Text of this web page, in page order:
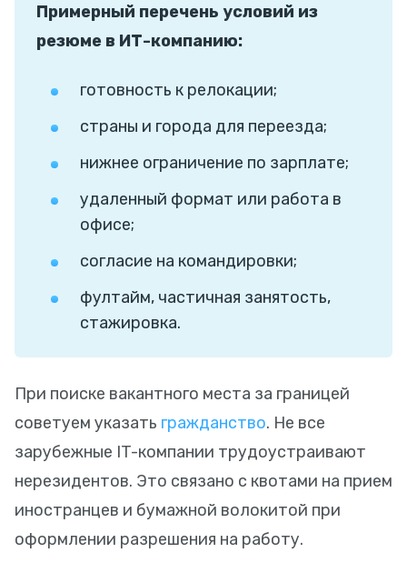
Примерный перечень условий из
резюме в ИТ-компанию:
готовность к релокации;
страны и города для переезда;
нижнее ограничение по зарплате;
удаленный формат или работа в
офисе;
согласие на командировки;
фултайм, частичная занятость,
стажировка.
При поиске вакантного места за границей
советуем указать гражданство. Не все
зарубежные IT-компании трудоустраивают
нерезидентов. Это связано с квотами на прием
иностранцев и бумажной волокитой при
оформлении разрешения на работу.